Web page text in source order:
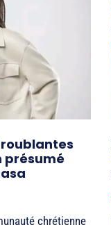
présumé
chrétienne